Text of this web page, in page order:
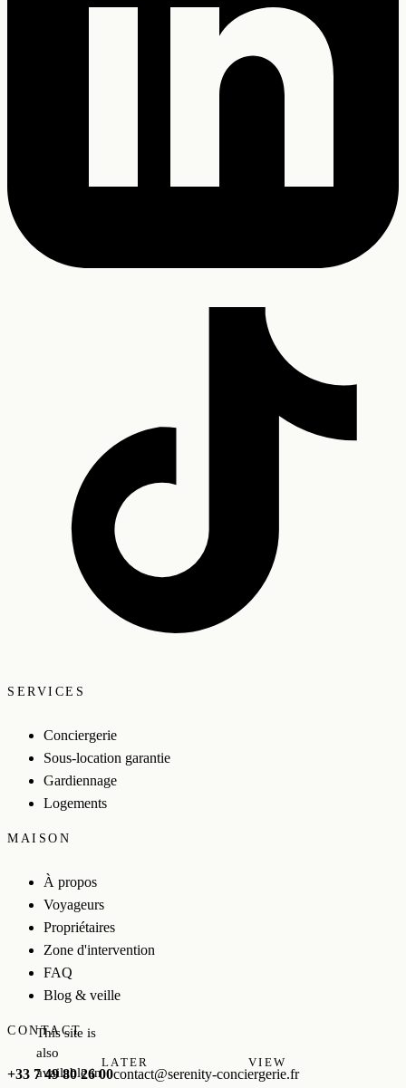
SERVICES
Conciergerie
Sous-location garantie
Gardiennage
Logements
MAISON
À propos
Voyageurs
Propriétaires
Zone d'intervention
FAQ
Blog & veille
CONTACT
+33 7 49 80 26 00contact@serenity-conciergerie.fr
This site is
also
available in
LATER VIEW